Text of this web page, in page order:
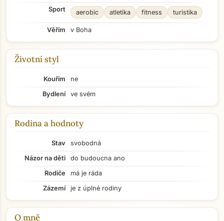
Sport aerobic atletika fitness turistika
Věřím v Boha
Životní styl
Kouřím
ne
Bydlení
ve svém
Rodina a hodnoty
Stav
svobodná
Názor na děti
do budoucna ano
Rodiče
má je ráda
Zázemí
je z úplné rodiny
O mně